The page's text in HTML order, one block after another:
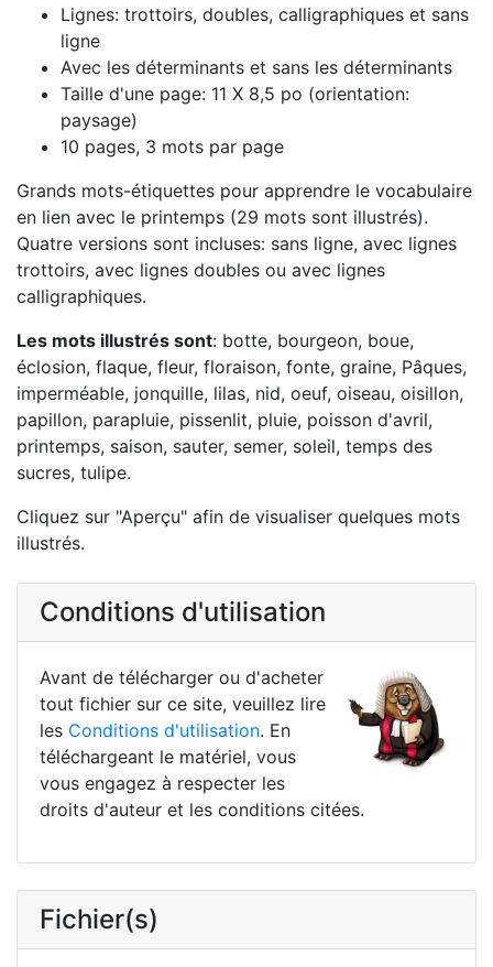
Lignes: trottoirs, doubles, calligraphiques et sans
ligne
Avec les déterminants et sans les déterminants
Taille d'une page: 11 X 8,5 po (orientation:
paysage)
10 pages, 3 mots par page
Grands mots-étiquettes pour apprendre le vocabulaire
en lien avec le printemps (29 mots sont illustrés).
Quatre versions sont incluses: sans ligne, avec lignes
trottoirs, avec lignes doubles ou avec lignes
calligraphiques.
Les mots illustrés sont: botte, bourgeon, boue,
éclosion, flaque, fleur, floraison, fonte, graine, Pâques,
imperméable, jonquille, lilas, nid, oeuf, oiseau, oisillon,
papillon, parapluie, pissenlit, pluie, poisson d'avril,
printemps, saison, sauter, semer, soleil, temps des
sucres, tulipe.
Cliquez sur "Aperçu" afin de visualiser quelques mots
illustrés.
Conditions d'utilisation
Avant de télécharger ou d'acheter
tout fichier sur ce site, veuillez lire
les Conditions d'utilisation. En
téléchargeant le matériel, vous
vous engagez à respecter les
droits d'auteur et les conditions citées.
Fichier(s)